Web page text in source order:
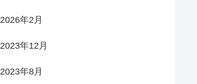
2026年2月
2023年12月
2023年8月